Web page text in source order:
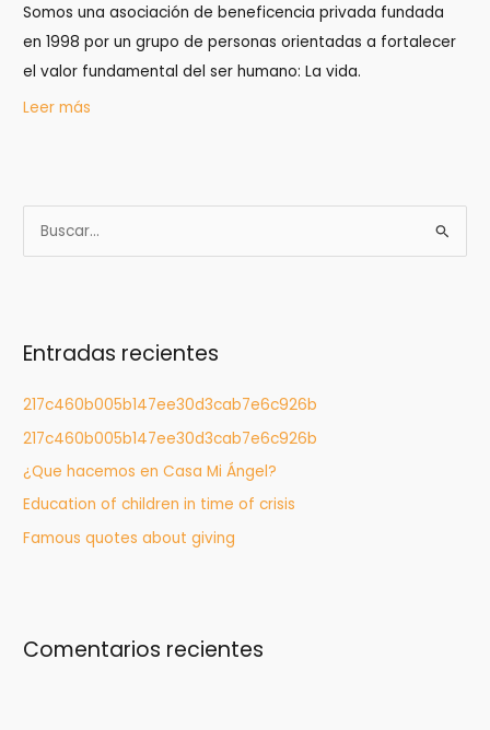
Somos una asociación de beneficencia privada fundada
en 1998 por un grupo de personas orientadas a fortalecer
el valor fundamental del ser humano: La vida.
Leer más
u
a
:
Entradas recientes
217c460b005b147ee30d3cab7e6c926b
217c460b005b147ee30d3cab7e6c926b
¿Que hacemos en Casa Mi Ángel?
Education of children in time of crisis
Famous quotes about giving
Comentarios recientes